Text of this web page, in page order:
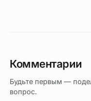
Комментарии
Будьте первым —
вопрос.